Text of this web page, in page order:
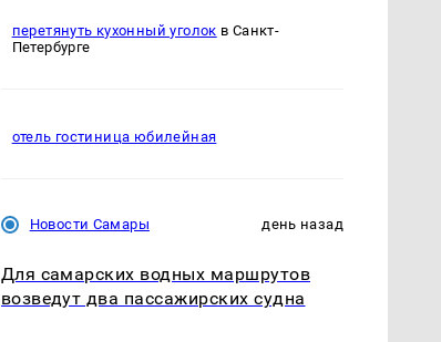
перетянуть кухонный уголок в Санкт-
Петербурге
отель гостиница юбилейная
Новости Самары день назад
Для самарских водных маршрутов
возведут два пассажирских судна